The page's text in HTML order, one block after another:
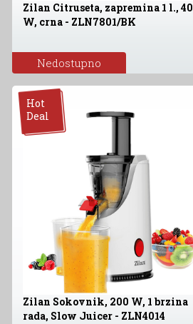
Zilan Citruseta, zapremina 1 l., 40
W, crna - ZLN7801/BK
Nedostupno
Hot
Deal
Zilan Sokovnik, 200 W, 1 brzina
rada, Slow Juicer - ZLN4014